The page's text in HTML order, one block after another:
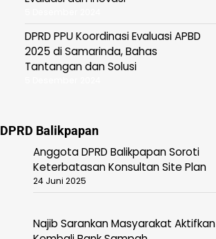
DPRD PPU Koordinasi Evaluasi APBD
2025 di Samarinda, Bahas
Tantangan dan Solusi
DPRD Balikpapan
Anggota DPRD Balikpapan Soroti
Keterbatasan Konsultan Site Plan
24 Juni 2025
Najib Sarankan Masyarakat Aktifkan